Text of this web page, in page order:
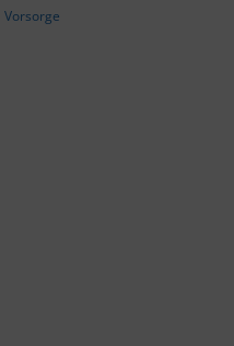
Vorsorge